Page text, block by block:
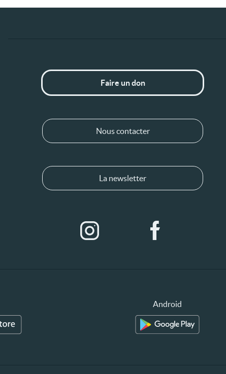
Faire un don
Nous contacter
La newsletter
Android